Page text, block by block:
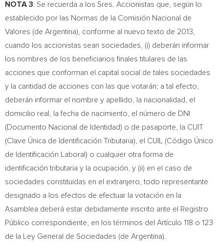
NOTA 3: Se recuerda a los Sres. Accionistas que, según lo
establecido por las Normas de la Comisión Nacional de
Valores (de Argentina), conforme al nuevo texto de 2013,
cuando los accionistas sean sociedades, (i) deberán informar
los nombres de los beneficiarios finales titulares de las
acciones que conforman el capital social de tales sociedades
y la cantidad de acciones con las que votarán; a tal efecto,
deberán informar el nombre y apellido, la nacionalidad, el
domicilio real, la fecha de nacimiento, el número de DNI
(Documento Nacional de Identidad) o de pasaporte, la CUIT
(Clave Única de Identificación Tributaria), el CUIL (Código Único
de Identificación Laboral) o cualquier otra forma de
identificación tributaria y la ocupación, y (ii) en el caso de
sociedades constituidas en el extranjero, todo representante
designado a los efectos de efectuar la votación en la
Asamblea deberá estar debidamente inscrito ante el Registro
Público correspondiente, en los términos del Artículo 118 o 123
de la Ley General de Sociedades (de Argentina).